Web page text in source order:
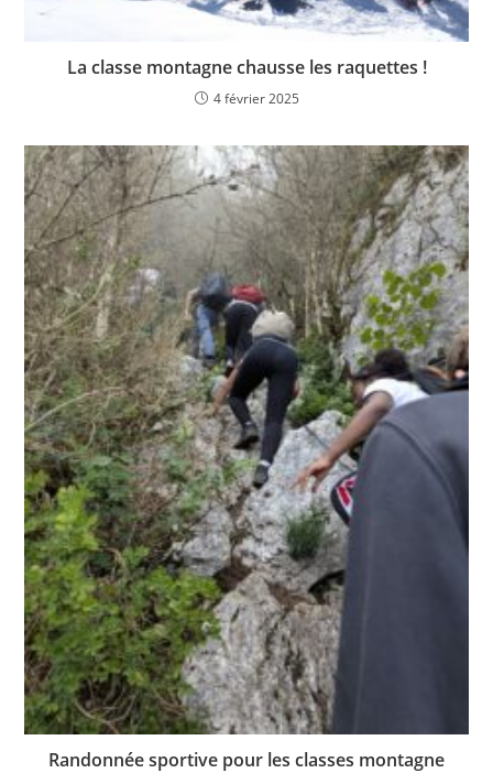
La classe montagne chausse les raquettes !
4 février 2025
Randonnée sportive pour les classes montagne